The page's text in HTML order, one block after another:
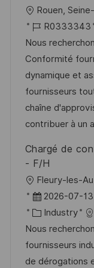
L
o
c
a
t
i
o
n
Rouen,
J
o
b
I
d
R0333343
Nous
Conformité
dynamique et
fournisseurs
chaîne
contribuer à un
Chargé de
- F/H
L
o
c
a
t
i
Fleury-les-
P
o
s
t
e
2026-07-13
C
a
t
e
Industry
Nous
fournisseurs
de dérogations